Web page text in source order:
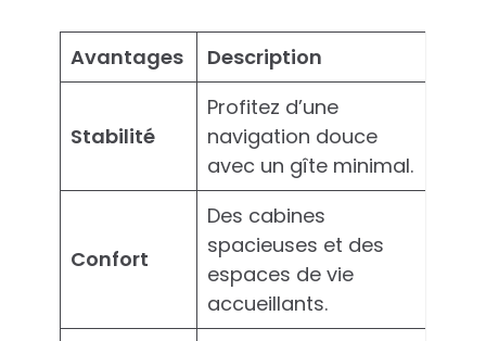
Avantages Description
Stabilité
Profitez d’une
navigation douce
avec un gîte minimal.
Confort
Des cabines
spacieuses et des
espaces de vie
accueillants.